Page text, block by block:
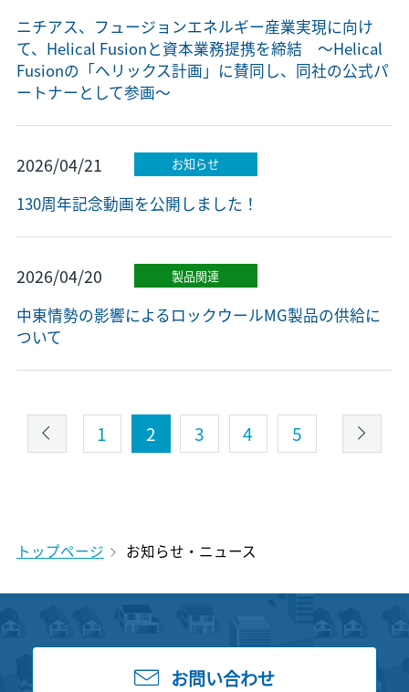
ニチアス、フュージョンエネルギー産業実現に向け
て、Helical Fusionと資本業務提携を締結 ～Helical
Fusionの「ヘリックス計画」に賛同し、同社の公式パ
ートナーとして参画～
2026/04/21 お知らせ
130周年記念動画を公開しました！
2026/04/20 製品関連
中東情勢の影響によるロックウールMG製品の供給に
ついて
1 2 3 4 5
トップページ お知らせ・ニュース
お問い合わせ